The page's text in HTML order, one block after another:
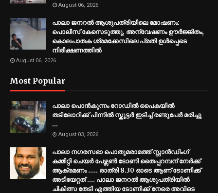
August 06, 2026
പാലാ ജനറല്‍ ആശുപത്രിയിലെ മോഷണം:
പൊലീസ് കേസെടുത്തു, അന്വേഷണം ഊര്‍ജ്ജിതം,
കൊലപാതക ശ്രമക്കേസിലെ പ്രതി ഉള്‍പ്പെടെ
നിരീക്ഷണത്തില്‍
August 06, 2026
Most Popular
പാലാ പൊൻകുന്നം റോഡിൽ പൈകയിൽ
തടിലോറിക്ക് പിന്നിൽ സ്കൂട്ടർ ഇടിച്ച് രണ്ടുപേർ മരിച്ചു
...
August 03, 2026
പാലാ നഗരസഭാ പൊതുമരാമത്ത് സ്റ്റാൻഡിംഗ്
കമ്മിറ്റി ചെയർ പേഴ്സൺ ടോണി തൈപ്പറമ്പന് നേർക്ക്
ആക്രമണം ..... രാത്രി 8.30 ഓടെ ആണ് ടോണിക്ക്
അടിയേറ്റത് .... പാലാ ജനറൽ ആശുപത്രിയിൽ
ചികിത്സ തേടി എത്തിയ ടോണിക്ക് നേരെ അവിടെ